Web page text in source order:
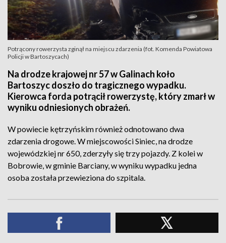
Potrącony rowerzysta zginął na miejscu zdarzenia (fot. Komenda Powiatowa
Policji w Bartoszycach)
Na drodze krajowej nr 57 w Galinach koło
Bartoszyc doszło do tragicznego wypadku.
Kierowca forda potrącił rowerzystę, który zmarł w
wyniku odniesionych obrażeń.
W powiecie kętrzyńskim również odnotowano dwa
zdarzenia drogowe. W miejscowości Siniec, na drodze
wojewódzkiej nr 650, zderzyły się trzy pojazdy. Z kolei w
Bobrowie, w gminie Barciany, w wyniku wypadku jedna
osoba została przewieziona do szpitala.